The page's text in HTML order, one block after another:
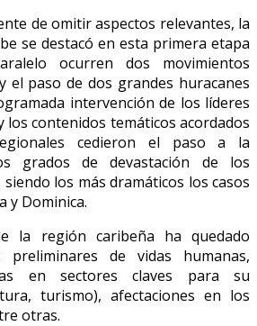
de omitir aspectos relevantes, la
se destacó en esta primera etapa
ocurren dos movimientos
el paso de dos grandes huracanes
intervención de los líderes
los contenidos temáticos acordados
cedieron el paso a la
grados de devastación de los
los más dramáticos los casos
y Dominica.
la región caribeña ha quedado
de vidas humanas,
en sectores claves para su
turismo), afectaciones en los
otras.